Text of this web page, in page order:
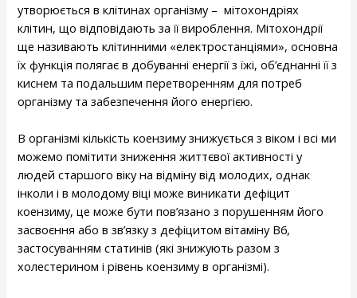
утворюється в клітинах організму – мітохондріях
клітин, що відповідають за її вироблення. Мітохондрії
ще називають клітинними «електростанціями», основна
їх функція полягає в добуванні енергії з їжі, об’єднанні її з
киснем та подальшим перетворенням для потреб
організму та забезпечення його енергією.
В організмі кількість коензиму знижується з віком і всі ми
можемо помітити зниження життєвої активності у
людей старшого віку на відміну від молодих, однак
інколи і в молодому віці може виникати дефіцит
коензиму, це може бути пов’язано з порушенням його
засвоєння або в зв’язку з дефіцитом вітаміну В6,
застосуванням статинів (які знижують разом з
холестерином і рівень коензиму в організмі).